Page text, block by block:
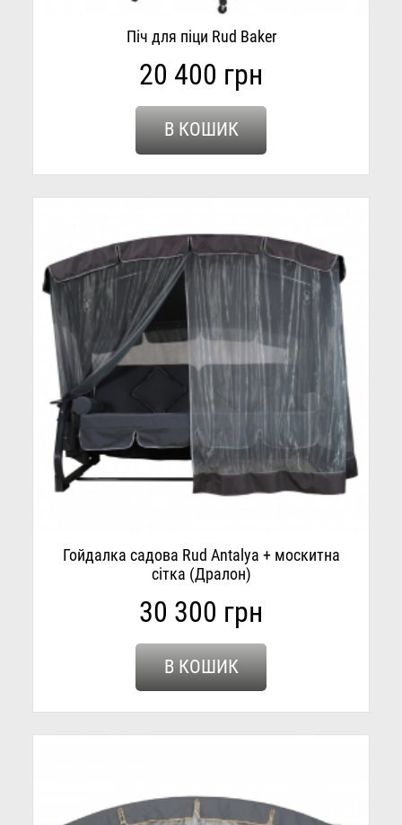
Піч для піци Rud Baker
20 400 грн
В КОШИК
Гойдалка садова Rud Antalya + москитна
сітка (Дралон)
30 300 грн
В КОШИК